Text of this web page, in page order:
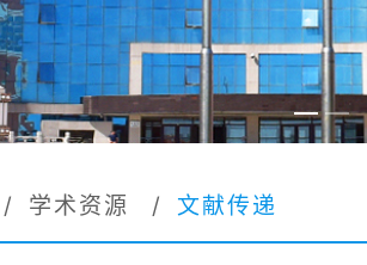
学术资源 / 文献传递